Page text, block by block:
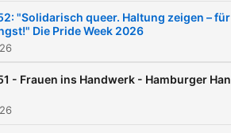
"Solidarisch queer. Haltung zeigen –
Die Pride Week 2026
- Frauen ins Handwerk - Hamburger